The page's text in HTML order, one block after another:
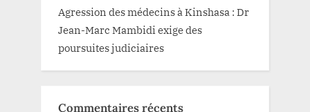
Agression des médecins à Kinshasa : Dr
Jean-Marc Mambidi exige des
poursuites judiciaires
Commentaires récents